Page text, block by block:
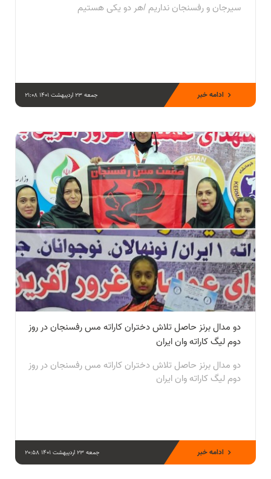
سیرجان و رفسنجان نداریم /هر دو یکی هستیم
جمعه 23 اردیبهشت 1401 21:08 ادامه خبر
دو مدال برنز حاصل تلاش دختران كاراته مس رفسنجان در روز
دوم ليگ کاراته وان ایران
دو مدال برنز حاصل تلاش دختران كاراته مس رفسنجان در روز
دوم ليگ کاراته وان ایران
جمعه 23 اردیبهشت 1401 20:58 ادامه خبر